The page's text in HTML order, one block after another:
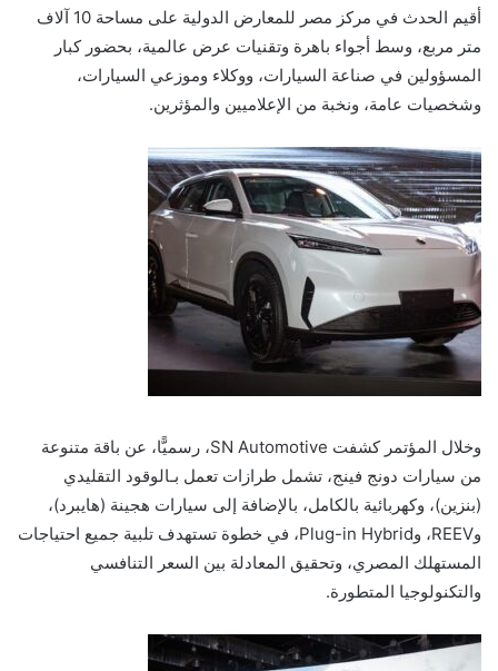
أقيم الحدث في مركز مصر للمعارض الدولية على مساحة 10 آلاف
متر مربع، وسط أجواء باهرة وتقنيات عرض عالمية، بحضور كبار
المسؤولين في صناعة السيارات، ووكلاء وموزعي السيارات،
وشخصيات عامة، ونخبة من الإعلاميين والمؤثرين.
وخلال المؤتمر كشفت SN Automotive، رسميًّا، عن باقة متنوعة
من سيارات دونج فينج، تشمل طرازات تعمل بـالوقود التقليدي
(بنزين)، وكهربائية بالكامل، بالإضافة إلى سيارات هجينة (هايبرد)،
وREEV، وPlug-in Hybrid، في خطوة تستهدف تلبية جميع احتياجات
المستهلك المصري، وتحقيق المعادلة بين السعر التنافسي
والتكنولوجيا المتطورة.